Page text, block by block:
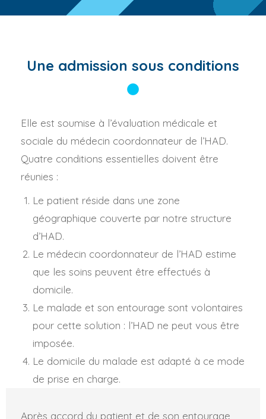
Une admission sous conditions
Elle est soumise à l’évaluation médicale et
sociale du médecin coordonnateur de l’HAD.
Quatre conditions essentielles doivent être
réunies :
Le patient réside dans une zone
géographique couverte par notre structure
d’HAD.
Le médecin coordonnateur de l’HAD estime
que les soins peuvent être effectués à
domicile.
Le malade et son entourage sont volontaires
pour cette solution : l’HAD ne peut vous être
imposée.
Le domicile du malade est adapté à ce mode
de prise en charge.
Après accord du patient et de son entourage,